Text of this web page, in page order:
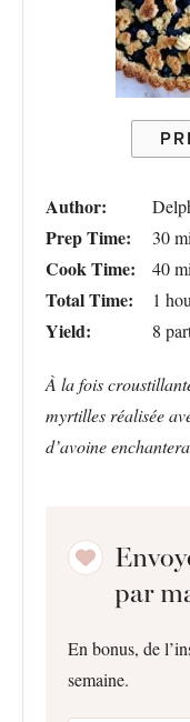
Author:
Prep Time: 30
Cook Time: 40
Total Time: 1
Yield: 8
À la fois
myrtilles réalisée
d’avoine
par
En bonus, de
semaine.